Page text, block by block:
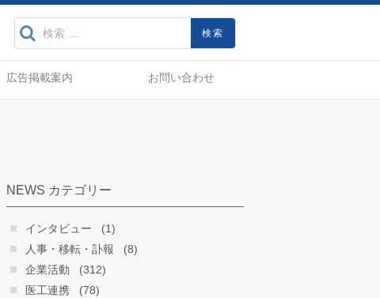
動向、製品・技術をいち
検索:
広告掲載案内 お問い合わせ
NEWS カテゴリー
インタビュー
(1)
人事・移転・訃報
(8)
企業活動
(312)
医工連携
(78)